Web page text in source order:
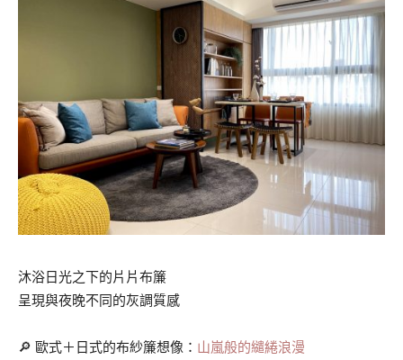
沐浴日光之下的片片布簾
呈現與夜晚不同的灰調質感
🔎 歐式＋日式的布紗簾想像： 山嵐般的繾綣浪漫